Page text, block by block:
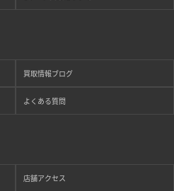
買取情報ブログ
よくある質問
店舗アクセス